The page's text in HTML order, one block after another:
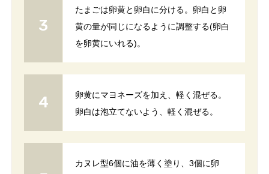
たまごは卵黄と卵白に分ける。卵白と卵
黄の量が同じになるように調整する(卵白
を卵黄にいれる)。
卵黄にマヨネーズを加え、軽く混ぜる。
卵白は泡立てないよう、軽く混ぜる。
カヌレ型6個に油を薄く塗り、3個に卵